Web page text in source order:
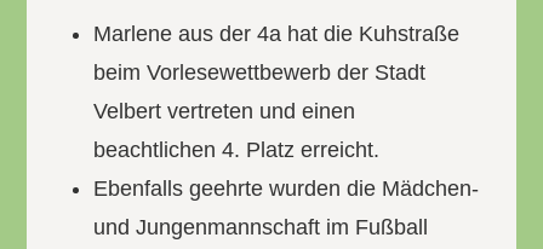
Marlene aus der 4a hat die Kuhstraße
beim Vorlesewettbewerb der Stadt
Velbert vertreten und einen
beachtlichen 4. Platz erreicht.
Ebenfalls geehrte wurden die Mädchen-
und Jungenmannschaft im Fußball